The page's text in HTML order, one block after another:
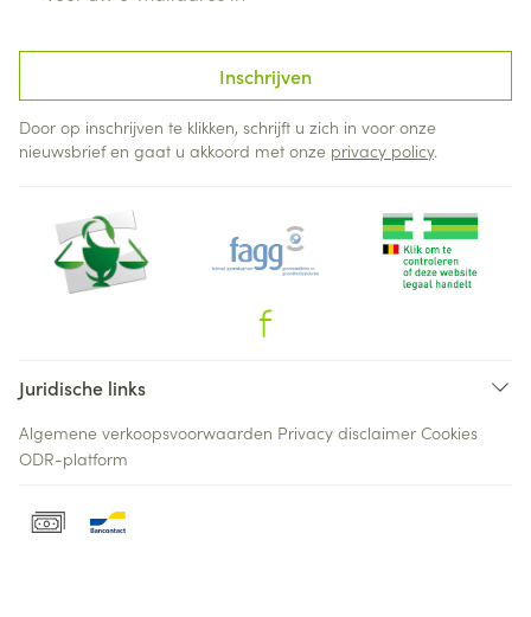
Inschrijven
Door op inschrijven te klikken, schrijft u zich in voor onze
nieuwsbrief en gaat u akkoord met onze privacy policy.
Juridische links
Algemene verkoopsvoorwaarden Privacy disclaimer Cookies
ODR-platform